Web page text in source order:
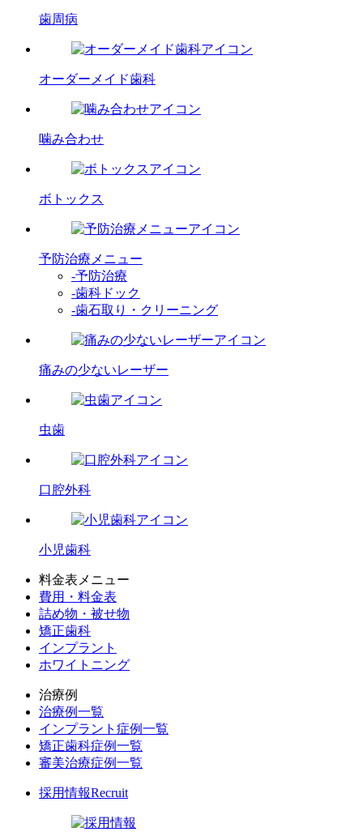
歯周病
オーダーメイド歯科
噛み合わせ
ボトックス
予防治療メニュー
-予防治療
-歯科ドック
-歯石取り・クリーニング
痛みの少ないレーザー
虫歯
口腔外科
小児歯科
料金表メニュー
費用・料金表
詰め物・被せ物
矯正歯科
インプラント
ホワイトニング
治療例
治療例一覧
インプラント症例一覧
矯正歯科症例一覧
審美治療症例一覧
採用情報Recruit